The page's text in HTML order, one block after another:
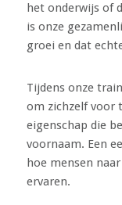
het onderwijs of
is onze
groei en dat
Tijdens onze
om zichzelf voor
eigenschap die
voornaam. Een
hoe mensen
ervaren.